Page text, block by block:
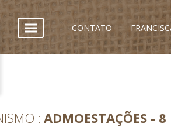
CONTATO
ADMOESTAÇÕES - 8